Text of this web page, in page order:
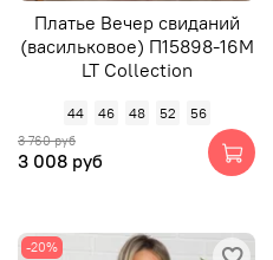
Платье Вечер свиданий
(васильковое) П15898-16М
LT Collection
44 46 48 52 56
3 760 руб
3 008 руб
-20%